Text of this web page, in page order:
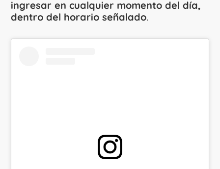
ingresar en cualquier momento del día,
dentro del horario señalado.